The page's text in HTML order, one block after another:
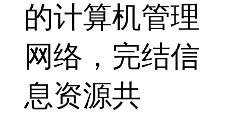
的计算机管理
网络，完结信
息资源共